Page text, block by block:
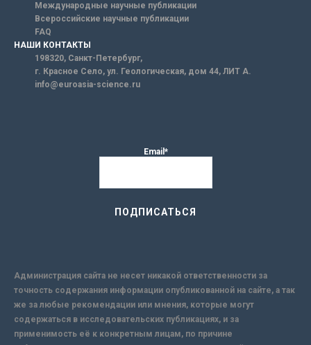
Международные научные публикации
Всероссийские научные публикации
FAQ
НАШИ КОНТАКТЫ
198320, Санкт-Петербург,
г. Красное Село, ул. Геологическая, дом 44, ЛИТ А.
info@euroasia-science.ru
Email*
Администрация сайта не несет никакой ответственности за
точность содержания информации опубликованной на сайте, а так
же за любые рекомендации или мнения, которые могут
содержаться в исследовательских публикациях, и за
применимость её к конкретным лицам, по причине